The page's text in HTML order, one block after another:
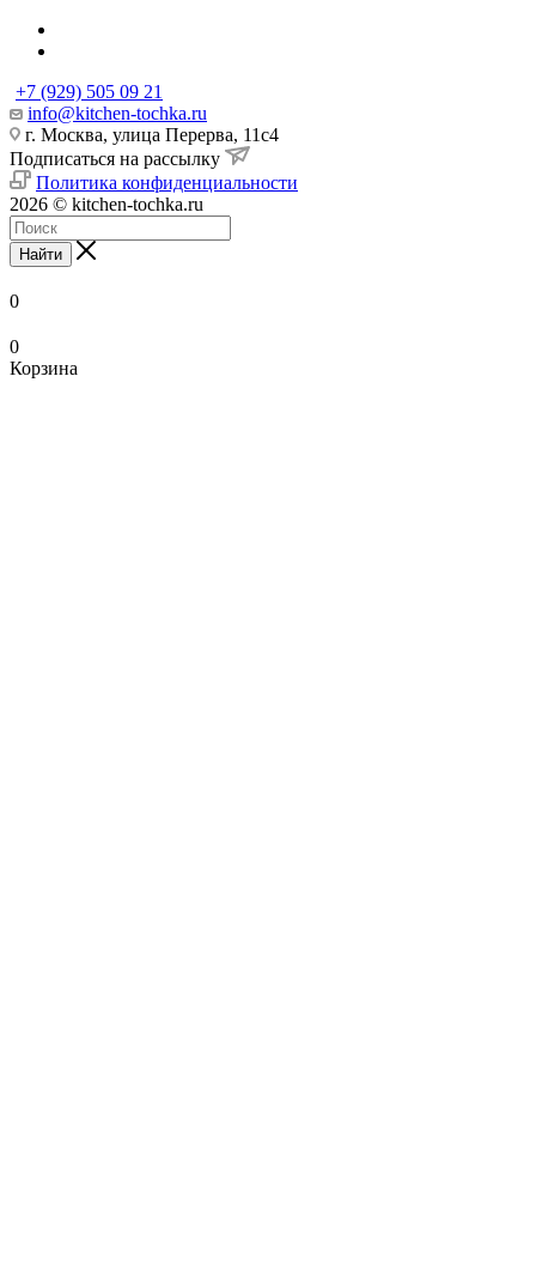
+7 (929) 505 09 21
info@kitchen-tochka.ru
г. Москва, улица Перерва, 11с4
Подписаться на рассылку
Политика конфиденциальности
2026 © kitchen-tochka.ru
Найти
0
0
Корзина